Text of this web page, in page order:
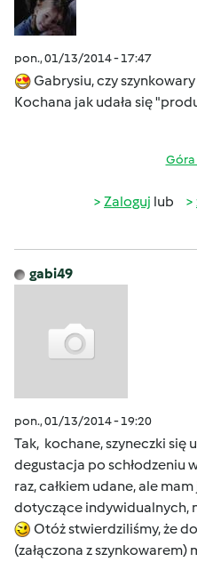
pon., 01/13/2014 - 17:47
Gabrysiu, czy szynkowary
Kochana jak udała się
Góra
Zaloguj lub
gabi49
pon., 01/13/2014 - 19:20
Tak, kochane, szyneczki się
degustacja po schłodzeniu
raz, całkiem udane, ale
dotyczące indywidualnych,
Otóż stwierdziliśmy, że
(załączona z